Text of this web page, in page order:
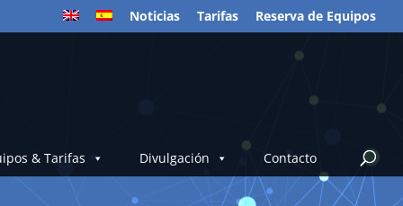
Noticias Tarifas Reserva de Equipos
& Tarifas Divulgación Contacto